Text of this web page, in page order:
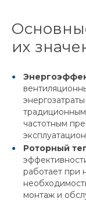
их
частотным
Роторный
работает при
монтаж и